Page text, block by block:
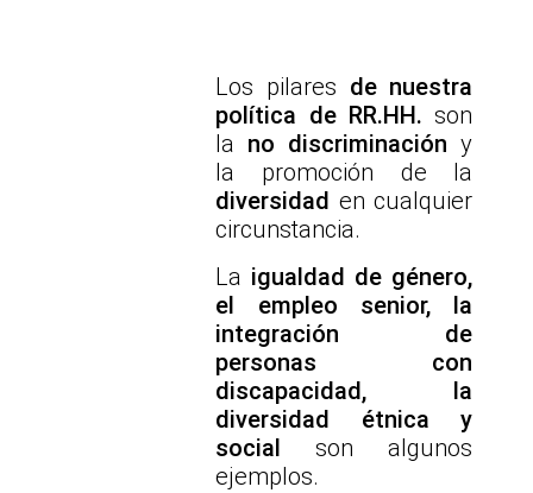
Los pilares de nuestra
política de RR.HH. son
la no discriminación y
la promoción de la
diversidad en cualquier
circunstancia.
La igualdad de género,
el empleo senior, la
integración de
personas con
discapacidad, la
diversidad étnica y
socialson algunos
ejemplos.